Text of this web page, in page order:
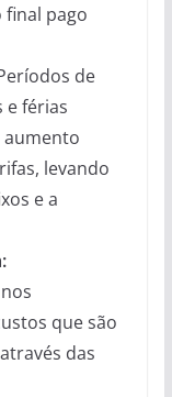
final pago
de
e férias
aumento
levando
e a
que são
das